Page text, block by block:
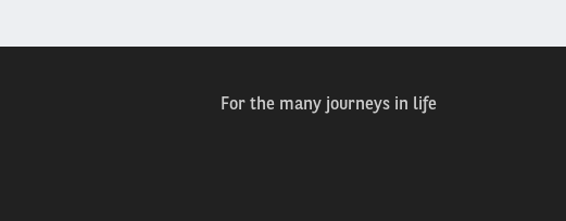
For the many journeys in life